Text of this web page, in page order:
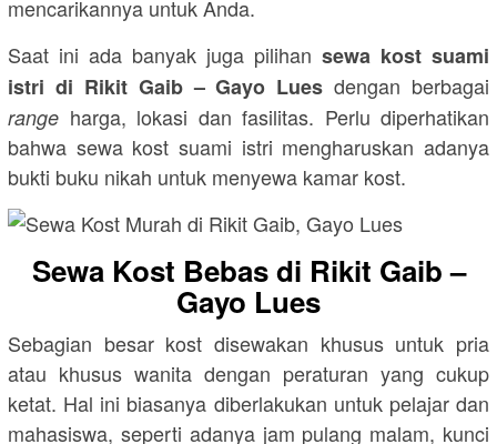
mencarikannya untuk Anda.
Saat ini ada banyak juga pilihan sewa kost suami
istri di Rikit Gaib – Gayo Lues dengan berbagai
range harga, lokasi dan fasilitas. Perlu diperhatikan
bahwa sewa kost suami istri mengharuskan adanya
bukti buku nikah untuk menyewa kamar kost.
Sewa Kost Bebas di Rikit Gaib –
Gayo Lues
Sebagian besar kost disewakan khusus untuk pria
atau khusus wanita dengan peraturan yang cukup
ketat. Hal ini biasanya diberlakukan untuk pelajar dan
mahasiswa, seperti adanya jam pulang malam, kunci